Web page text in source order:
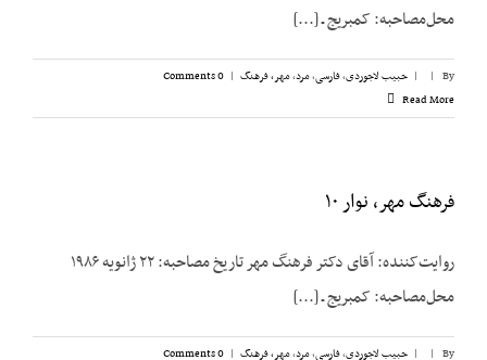
محل‌مصاحبه: کمبریج ـ [...]
By
|
| حبیب لاجوردی,فارسی,مرد,مهر، فرهنگ |
0 Comments
Read More
فرهنگ مهر، نوار ۱۰
روایت‌کننده: آقای دکتر فرهنگ مهر تاریخ مصاحبه: ۲۲ ژانویه ۱۹۸۶
محل‌مصاحبه: کمبریج ـ [...]
By
|
| حبیب لاجوردی,فارسی,مرد,مهر، فرهنگ |
0 Comments